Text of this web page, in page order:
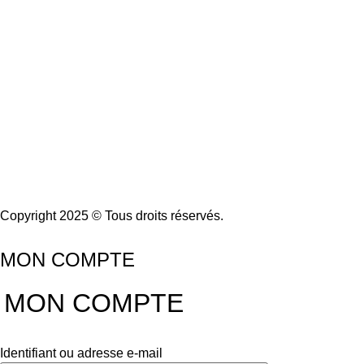
Copyright 2025 © Tous droits réservés.
MON COMPTE
MON COMPTE
Identifiant ou adresse e-mail